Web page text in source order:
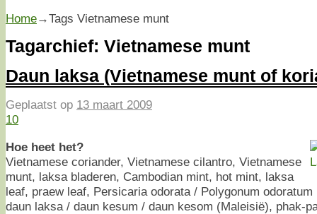
Home→Tags Vietnamese munt
Tagarchief: Vietnamese munt
Daun laksa (Vietnamese munt of
Geplaatst op 13 maart 2009
10
Hoe heet het?
Vietnamese coriander, Vietnamese cilantro, Vietnamese
munt, laksa bladeren, Cambodian mint, hot mint, laksa
leaf, praew leaf, Persicaria odorata / Polygonum
daun laksa / daun kesum / daun kesom (Maleisië), phak-